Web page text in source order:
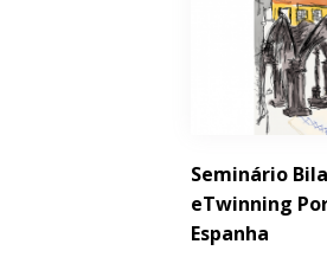
Seminário
eTwinning
Espanha